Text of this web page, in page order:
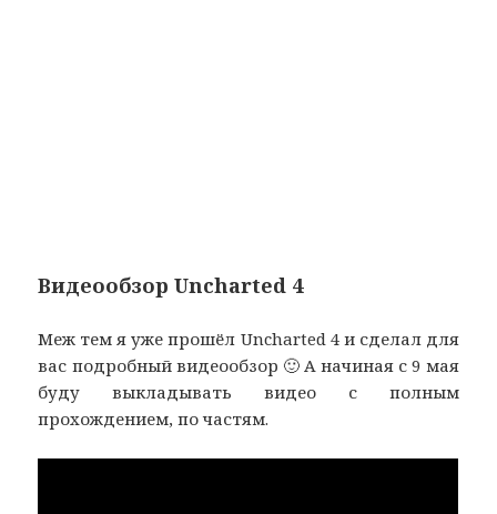
Видеообзор Uncharted 4
Меж тем я уже прошёл Uncharted 4 и сделал для
вас подробный видеообзор 🙂 А начиная с 9 мая
буду выкладывать видео с полным
прохождением, по частям.